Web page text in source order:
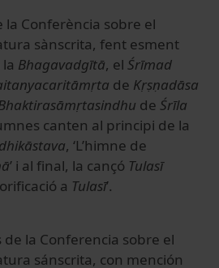
la Conferència sobre el
sànscrita, fent esment
Bhagavadgītā, el Śrīmad
de Kṛṣṇadāsa
de Śrīla
canten al principi de la
, ‘L’himne de
’ i al final, la cançó Tulasī
a Tulasī’.
de la Conferencia sobre el
sánscrita, con mención